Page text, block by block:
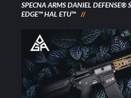
SPECNA ARMS DANIEL DEFENSE®
EDGE™ HAL ETU™